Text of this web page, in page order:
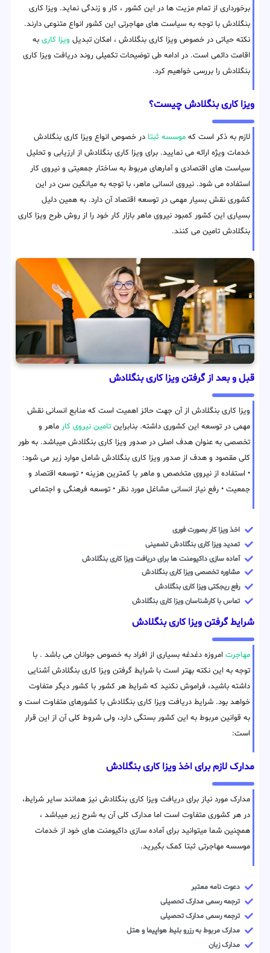
برخورداری از تمام مزیت ها در این کشور ، کار و زندگی نماید. ویزا کاری
بنگلادش با توجه به سیاست های مهاجرتی این کشور انواع متنوعی دارند.
نکته حیاتی در خصوص ویزا کاری بنگلادش ، امکان تبدیل ویزا کاری به
اقامت دائمی است. در ادامه طی توضیحات تکمیلی روند دریافت ویزا کاری
بنگلادش را بررسی خواهیم کرد.
ویزا کاری بنگلادش چیست؟
لازم به ذکر است که موسسه ثبتا در خصوص انواع ویزا کاری بنگلادش
خدمات ویژه ارائه می نمایید. برای ویزا کاری بنگلادش از ارزیابی و تحلیل
سیاست های اقتصادی و آمارهای مربوط به ساختار جمعیتی و نیروی کار
استفاده می شود. نیروی انسانی ماهر، با توجه به میانگین سن در این
کشوری نقش بسیار مهمی در توسعه اقتصاد آن دارد. به همین دلیل
بسیاری این کشور کمبود نیروی ماهر بازار کار خود را از روش طرح ویزا کاری
بنگلادش تامین می کنند.
قبل و بعد از گرفتن ویزا کاری بنگلادش
ویزا کاری بنگلادش از آن جهت حائز اهمیت است که منابع انسانی نقش
مهمی در توسعه این کشوری داشته. بنابراین تامین نیروی کار ماهر و
تخصصی به عنوان هدف اصلی در صدور ویزا کاری بنگلادش میباشد. به طور
کلی مقصود و هدف از صدور ویزا کاری بنگلادش شامل موارد زیر می شود:
• استفاده از نیروی متخصص و ماهر با کمترین هزینه • توسعه اقتصاد و
جمعیت • رفع نیاز انسانی مشاغل مورد نظر • توسعه فرهنگی و اجتماعی
اخذ ویزا کار بصورت فوری
تمدید ویزا کاری بنگلادش تضمینی
آماده سازی داکیومنت ها برای دریافت ویزا کاری بنگلادش
مشاوره تخصصی ویزا کاری بنگلادش
رفع ریجکتی ویزا کاری بنگلادش
تماس با کارشناسان ویزا کاری بنگلادش
شرایط گرفتن ویزا کاری بنگلادش
مهاجرت امروزه دغدغه بسیاری از افراد به خصوص جوانان می باشد . با
توجه به این نکته بهتر است با شرایط گرفتن ویزا کاری بنگلادش آشنایی
داشته باشید، فراموش نکنید که شرایط هر کشور با کشور دیگر متفاوت
خواهد بود. شرایط دریافت ویزا کاری بنگلادش با کشورهای متفاوت است و
به قوانین مربوط به این کشور بستگی دارد، ولی شروط کلی آن از این قرار
است:
مدارک لازم برای اخذ ویزا کاری بنگلادش
مدارک مورد نیاز برای دریافت ویزا کاری بنگلادش نیز همانند سایر شرایط،
در هر کشوری متفاوت است اما مدارک کلی آن به شرح زیر میباشد ،
همچنین شما میتوانید برای آماده سازی داکیومنت های خود از خدمات
موسسه مهاجرتی ثبتا کمک بگیرید.
دعوت نامه معتبر
ترجمه رسمی مدارک تحصیلی
ترجمه رسمی مدارک تحصیلی
مدارک مربوط به رزرو بلیط هواپیما و هتل
مدارک زبان